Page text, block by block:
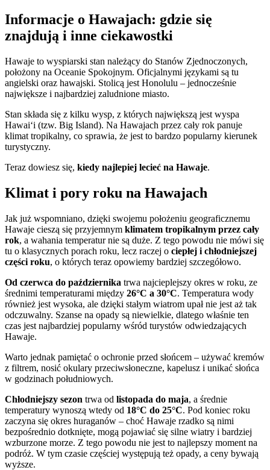
Informacje o Hawajach: gdzie się
znajdują i inne ciekawostki
Hawaje to wyspiarski stan należący do Stanów Zjednoczonych,
położony na Oceanie Spokojnym. Oficjalnymi językami są tu
angielski oraz hawajski. Stolicą jest Honolulu – jednocześnie
największe i najbardziej zaludnione miasto.
Stan składa się z kilku wysp, z których największą jest wyspa
Hawaiʻi (tzw. Big Island). Na Hawajach przez cały rok panuje
klimat tropikalny, co sprawia, że jest to bardzo popularny kierunek
turystyczny.
Teraz dowiesz się, kiedy najlepiej lecieć na Hawaje.
Klimat i pory roku na Hawajach
Jak już wspomniano, dzięki swojemu położeniu geograficznemu
Hawaje cieszą się przyjemnym klimatem tropikalnym przez cały
rok, a wahania temperatur nie są duże. Z tego powodu nie mówi się
tu o klasycznych porach roku, lecz raczej o ciepłej i chłodniejszej
części roku, o których teraz opowiemy bardziej szczegółowo.
Od czerwca do października trwa najcieplejszy okres w roku, ze
średnimi temperaturami między 26°C a 30°C. Temperatura wody
również jest wysoka, ale dzięki stałym wiatrom upał nie jest aż tak
odczuwalny. Szanse na opady są niewielkie, dlatego właśnie ten
czas jest najbardziej popularny wśród turystów odwiedzających
Hawaje.
Warto jednak pamiętać o ochronie przed słońcem – używać kremów
z filtrem, nosić okulary przeciwsłoneczne, kapelusz i unikać słońca
w godzinach południowych.
Chłodniejszy sezon trwa od listopada do maja, a średnie
temperatury wynoszą wtedy od 18°C do 25°C. Pod koniec roku
zaczyna się okres huraganów – choć Hawaje rzadko są nimi
bezpośrednio dotknięte, mogą pojawiać się silne wiatry i bardziej
wzburzone morze. Z tego powodu nie jest to najlepszy moment na
podróż. W tym czasie częściej występują też opady, a ceny bywają
wyższe.